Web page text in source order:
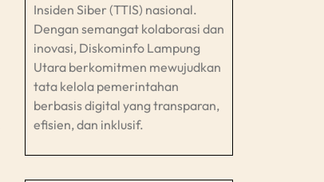
Insiden Siber (TTIS) nasional.
Dengan semangat kolaborasi dan
inovasi, Diskominfo Lampung
Utara berkomitmen mewujudkan
tata kelola pemerintahan
berbasis digital yang transparan,
efisien, dan inklusif.​